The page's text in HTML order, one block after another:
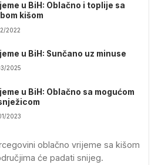
u BiH: Oblačno i toplije sa
kišom
2022
u BiH: Sunčano uz minuse
2025
u BiH: Oblačno sa mogućom
2023
oblačno vrijeme sa kišom
će padati snijeg.